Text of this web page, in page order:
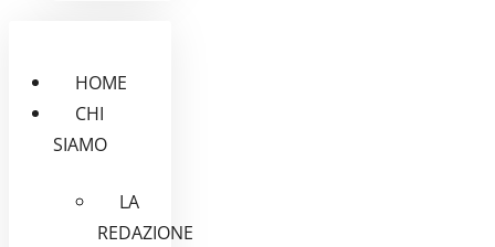
HOME
CHI
SIAMO
LA
REDAZIONE